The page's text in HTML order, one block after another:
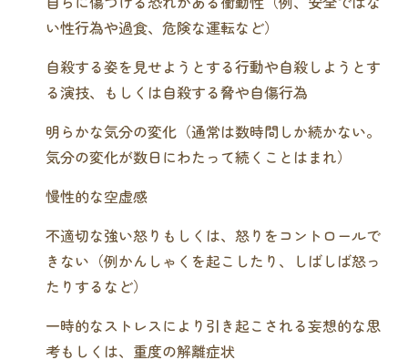
い性行為や過食、危険な運転など）
自殺する姿を見せようとする行動や自殺しようとす
る演技、もしくは自殺する脅や自傷行為
明らかな気分の変化（通常は数時間しか続かない。
気分の変化が数日にわたって続くことはまれ）
慢性的な空虚感
不適切な強い怒りもしくは、怒りをコントロールで
きない（例かんしゃくを起こしたり、しばしば怒っ
たりするなど）
一時的なストレスにより引き起こされる妄想的な思
考もしくは、重度の解離症状